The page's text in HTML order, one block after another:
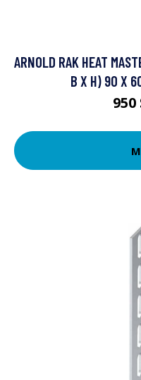
ARNOLD RAK HEAT
B X H) 90 X
950